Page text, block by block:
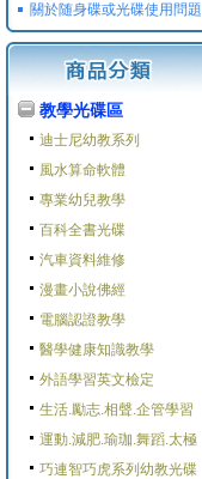
關於随身碟或光碟使用問題
教學光碟區
迪士尼幼教系列
風水算命軟體
專業幼兒教學
百科全書光碟
汽車資料維修
漫畫小說佛經
電腦認證教學
醫學健康知識教學
外語學習英文檢定
生活.勵志.相聲.企管學習
運動.減肥.瑜珈.舞蹈.太極
巧連智巧虎系列幼教光碟